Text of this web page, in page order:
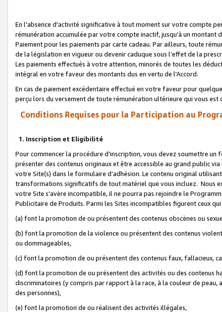
En l'absence d'activité significative à tout moment sur votre compte
rémunération accumulée par votre compte inactif, jusqu'à un montant
Paiement pour les paiements par carte cadeau. Par ailleurs, toute
de la législation en vigueur ou devenir caduque sous l’effet de la
Les paiements effectués à votre attention, minorés de toutes les
intégral en votre faveur des montants dus en vertu de l'Accord.
En cas de paiement excédentaire effectué en votre faveur pour
perçu lors du versement de toute rémunération ultérieure qui vous est
Conditions Requises pour la Participation au
1. Inscription et Eligibilité
Pour commencer la procédure d’inscription, vous devez soumettre
présenter des contenus originaux et être accessible au grand public
votre Site(s) dans le formulaire d’adhésion. Le contenu original
transformations significatifs de tout matériel que vous incluez. Nous
votre Site s'avère incompatible, il ne pourra pas rejoindre le
Publicitaire de Produits. Parmi les Sites incompatibles figurent ceux
(a) font la promotion de ou présentent des contenus obscènes ou
(b) font la promotion de la violence ou présentent des contenus
ou dommageables,
(c) font la promotion de ou présentent des contenus faux, fallacieux,
(d) font la promotion de ou présentent des activités ou des contenus
discriminatoires (y compris par rapport à la race, à la couleur de
des personnes),
(e) font la promotion de ou réalisent des activités illégales,